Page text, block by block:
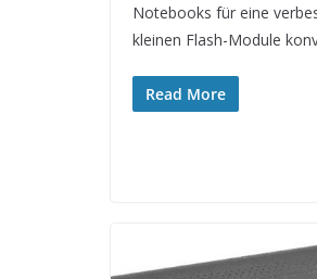
Notebooks für eine
kleinen Flash-Module
Read More